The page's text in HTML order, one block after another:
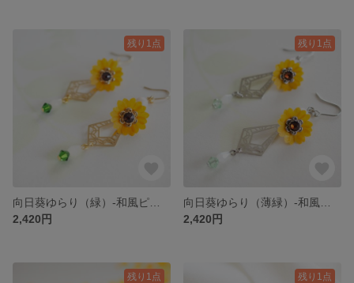
残り1点
2,420円
残り1点
2,420円
残り1点 残り1点